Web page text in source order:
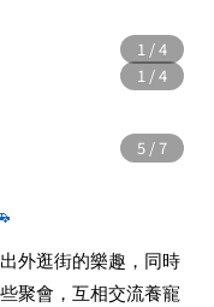
外逛街的樂趣，同時
聚會，互相交流養寵